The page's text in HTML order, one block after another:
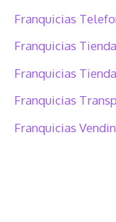
Franquicias
Franquicias
Franquicias
Franquicias
Franquicias